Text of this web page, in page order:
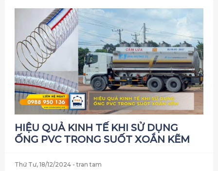
HIỆU QUẢ KINH TẾ KHI SỬ DỤNG
ỐNG PVC TRONG SUỐT XOẮN KẼM
Thứ Tư, 18/12/2024 - tran tam